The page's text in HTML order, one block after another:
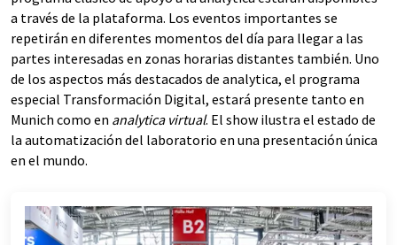
a través de la plataforma. Los eventos importantes se
repetirán en diferentes momentos del día para llegar a las
partes interesadas en zonas horarias distantes también. Uno
de los aspectos más destacados de analytica, el programa
especial Transformación Digital, estará presente tanto en
Munich como en analytica virtual. El show ilustra el estado de
la automatización del laboratorio en una presentación única
en el mundo.